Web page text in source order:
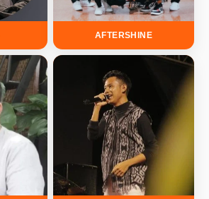
AFTERSHINE